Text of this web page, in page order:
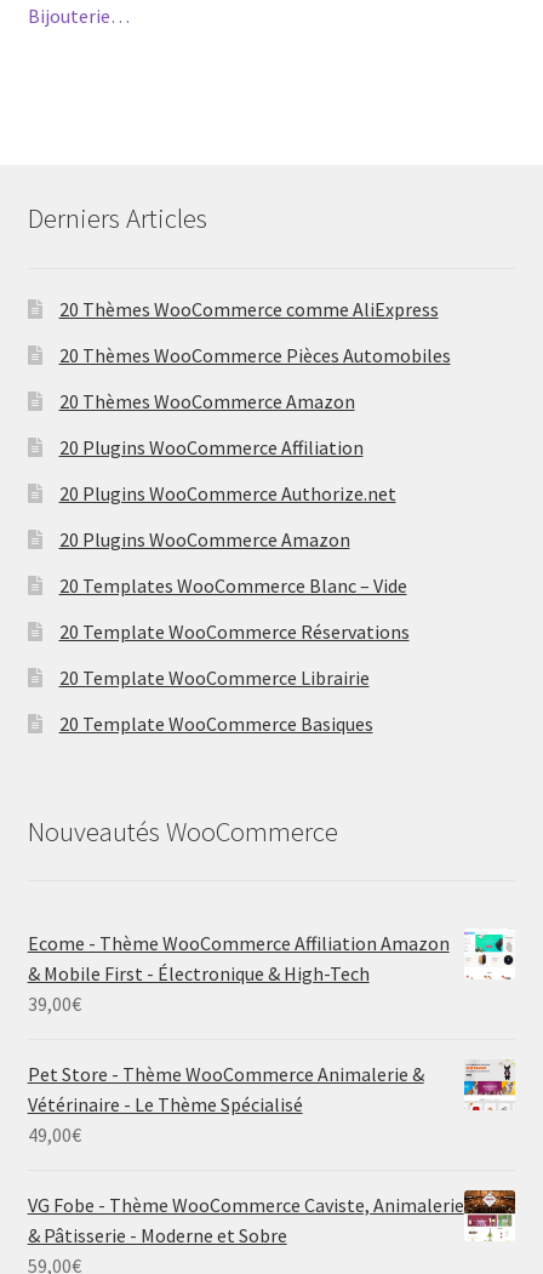
Bijouterie…
Derniers Articles
20 Thèmes WooCommerce comme AliExpress
20 Thèmes WooCommerce Pièces Automobiles
20 Thèmes WooCommerce Amazon
20 Plugins WooCommerce Affiliation
20 Plugins WooCommerce Authorize.net
20 Plugins WooCommerce Amazon
20 Templates WooCommerce Blanc – Vide
20 Template WooCommerce Réservations
20 Template WooCommerce Librairie
20 Template WooCommerce Basiques
Nouveautés WooCommerce
Ecome - Thème WooCommerce Affiliation Amazon
& Mobile First - Électronique & High-Tech
39,00€
Pet Store - Thème WooCommerce Animalerie &
Vétérinaire - Le Thème Spécialisé
49,00€
VG Fobe - Thème WooCommerce Caviste, Animalerie
& Pâtisserie - Moderne et Sobre
59,00€